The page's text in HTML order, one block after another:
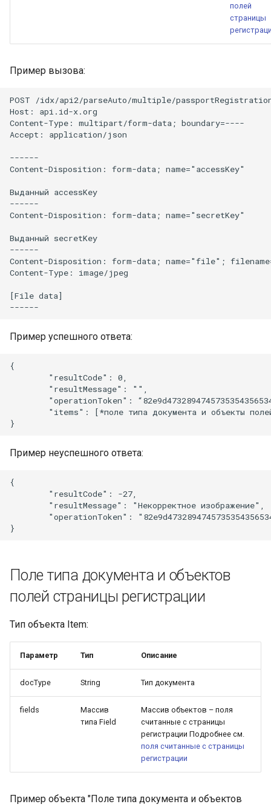
полей
страницы
Пример вызова:
POST /idx/api2/parseAuto/multiple/
Host: api.id-x.org
Content-Type: multipart/form-data; boundary=----
Accept: application/json
------
Content-Disposition: form-data; name="accessKey"
Выданный accessKey
------
Content-Disposition: form-data; name="secretKey"
Выданный secretKey
------
Content-Disposition: form-data; name="file";
Content-Type: image/jpeg
[File data]
Пример успешного ответа:
{
        "resultCode": 0,
        "resultMessage": "",
"operationToken":
"items": [*поле типа документа и объекты
Пример неуспешного ответа:
{
        "resultCode": -27,
        "resultMessage": "Некорректное изображение",
"operationToken":
Поле типа документа и объектов
полей страницы регистрации
Тип объекта Item:
Параметр Тип Описание
docType String Тип документа
fields
Массив
типа Field
Массив объектов – поля
считанные с страницы
регистрации Подробнее см.
поля считанные с страницы
регистрации
Пример объекта "Поле типа документа и объектов